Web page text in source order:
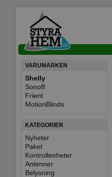
VARUMÄRKEN
Shelly
Sonoff
Frient
MotionBlinds
KATEGORIER
Nyheter
Paket
Kontrollenheter
Antenner
Belysning